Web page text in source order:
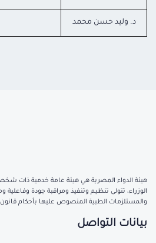
د. وليد حسن محمد
هيئة الدواء المصرية هي هيئة عامة خدمية ذات
الوزراء، تتولى تنظيم وتنفيذ ومراقبة جودة
والمستلزمات الطبية المنصوص عليها بأحكام قانون
بيانات التواصل